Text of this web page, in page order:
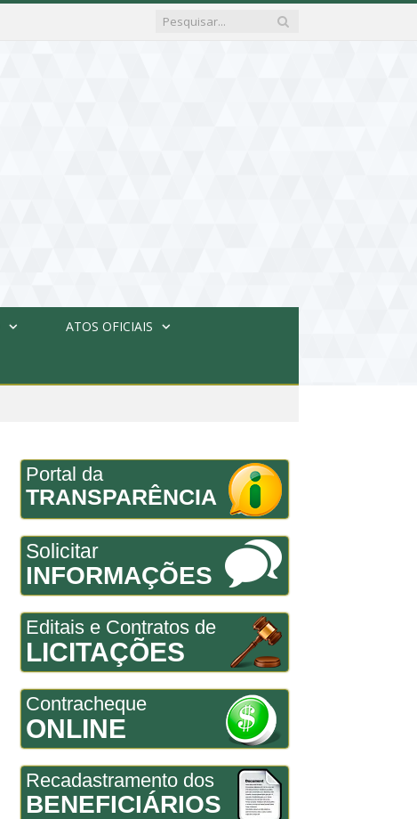
ATOS OFICIAIS
Portal da
TRANSPARÊNCIA
Solicitar
INFORMAÇÕES
Editais e Contratos de
LICITAÇÕES
Contracheque
ONLINE
Recadastramento dos
BENEFICIÁRIOS